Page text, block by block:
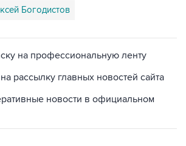
Богодистов
на профессиональную ленту
рассылку главных новостей сайта
новости в официальном